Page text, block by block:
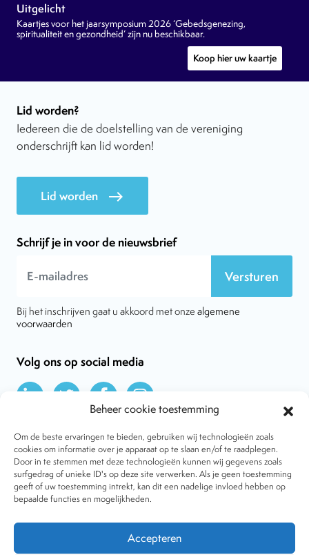
Beheer cookie toestemming
Om de beste ervaringen te bieden, gebruiken wij technologieën zoals
cookies om informatie over je apparaat op te slaan en/of te raadplegen.
Door in te stemmen met deze technologieën kunnen wij gegevens zoals
surfgedrag of unieke ID's op deze site verwerken. Als je geen toestemming
geeft of uw toestemming intrekt, kan dit een nadelige invloed hebben op
bepaalde functies en mogelijkheden.
Accepteren
Uitgelicht
Kaartjes voor het jaarsymposium 2026 ‘Gebedsgenezing,
spiritualiteit en gezondheid’ zijn nu beschikbaar.
Koop hier uw kaartje
Lid worden?
Iedereen die de doelstelling van de vereniging
onderschrijft kan lid worden!
Lid worden east
Schrijf je in voor de nieuwsbrief
Versturen
Bij het inschrijven gaat u akkoord met onze algemene
voorwaarden
Volg ons op social media
Over VtdK
Contact
Nieuws
Behandelwijzen
Dossiers
Tijdschrift